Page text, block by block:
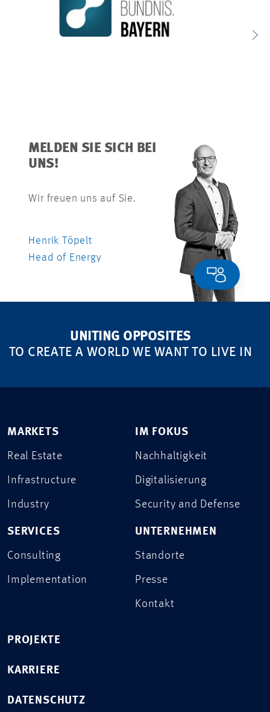
MELDEN SIE SICH BEI
UNS!
Wir freuen uns auf Sie.
Henrik Töpelt
Head of Energy
UNITING OPPOSITES
TO CREATE A WORLD WE WANT TO LIVE IN
MARKETS
Real Estate
Infrastructure
Industry
SERVICES
Consulting
Implementation
IM FOKUS
Nachhaltigkeit
Digitalisierung
Security and Defense
UNTERNEHMEN
Standorte
Presse
Kontakt
PROJEKTE
KARRIERE
DATENSCHUTZ